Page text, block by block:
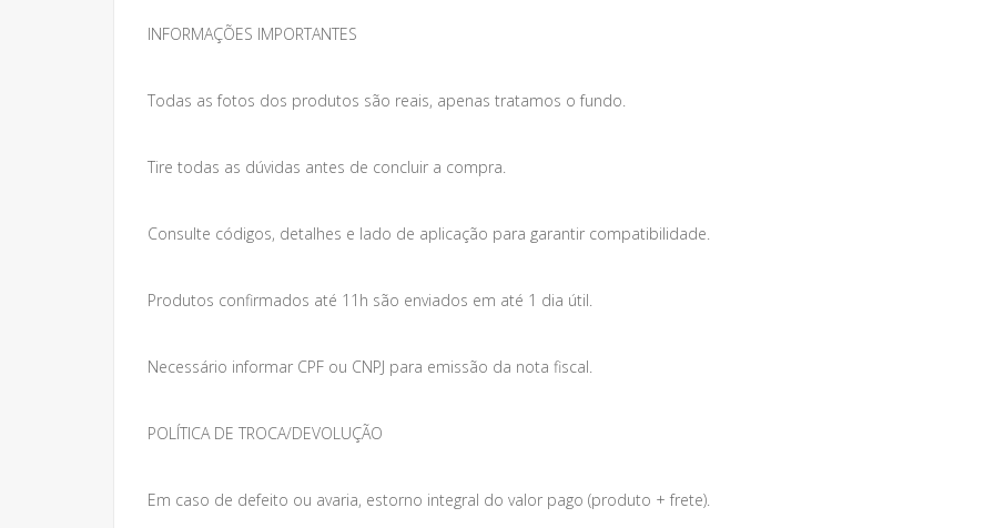
INFORMAÇÕES IMPORTANTES
Todas as fotos dos produtos são reais, apenas tratamos o fundo.
Tire todas as dúvidas antes de concluir a compra.
Consulte códigos, detalhes e lado de aplicação para garantir compatibilidade.
Produtos confirmados até 11h são enviados em até 1 dia útil.
Necessário informar CPF ou CNPJ para emissão da nota fiscal.
POLÍTICA DE TROCA/DEVOLUÇÃO
Em caso de defeito ou avaria, estorno integral do valor pago (produto + frete).